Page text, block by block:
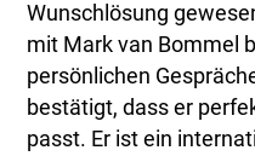
Wunschlösung
mit Mark van Bommel
persönlichen
bestätigt, dass er
passt. Er ist ein